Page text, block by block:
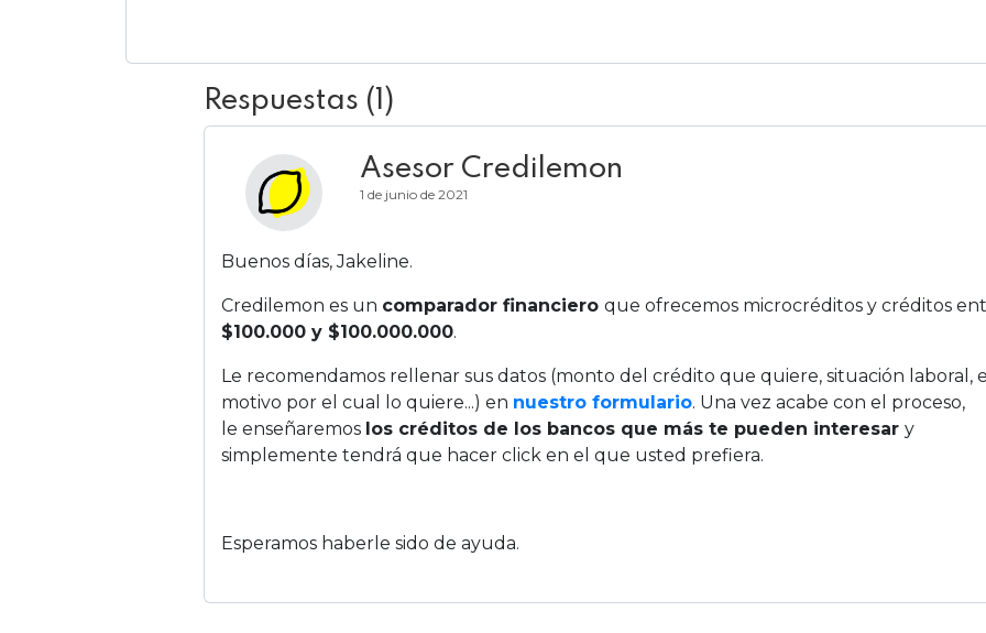
Respuestas (1)
Asesor Credilemon
1 de junio de 2021
Buenos días, Jakeline.
Credilemon es un comparador financieroque ofrecemos microcréditos y créditos
$100.000 y $100.000.000.
Le recomendamos rellenar sus datos (monto del crédito que quiere, situación laboral, el
motivo por el cual lo quiere...) en nuestro formulario. Una vez acabe con el proceso,
le enseñaremos los créditos de los bancos que más te pueden interesary
simplemente tendrá que hacer click en el que usted prefiera.
Esperamos haberle sido de ayuda.